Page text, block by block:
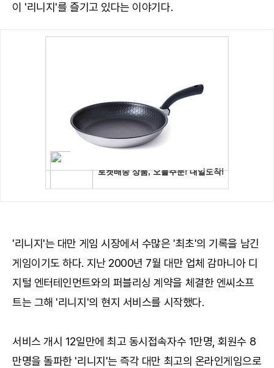
이 '리니지'를 즐기고 있다는 이야기다.
'리니지'는 대만 게임 시장에서 수많은 '최초'의 기록을 남긴
게임이기도 하다. 지난 2000년 7월 대만 업체 감마니아 디
지털 엔터테인먼트와의 퍼블리싱 계약을 체결한 엔씨소프
트는 그해 '리니지'의 현지 서비스를 시작했다.
서비스 개시 12일만에 최고 동시접속자수 1만명, 회원수 8
만명을 돌파한 '리니지'는 즉각 대만 최고의 온라인게임으로